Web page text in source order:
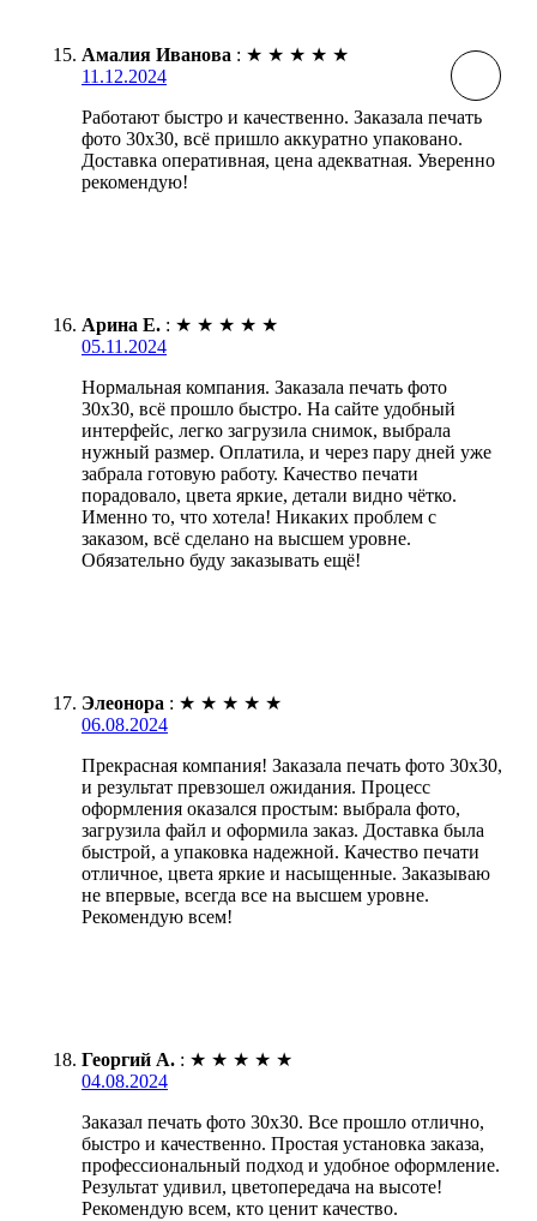
Амалия Иванова : ★ ★ ★ ★ ★
11.12.2024
Работают быстро и качественно. Заказала печать
фото 30х30, всё пришло аккуратно упаковано.
Доставка оперативная, цена адекватная. Уверенно
рекомендую!
Арина Е. : ★ ★ ★ ★ ★
05.11.2024
Нормальная компания. Заказала печать фото
30х30, всё прошло быстро. На сайте удобный
интерфейс, легко загрузила снимок, выбрала
нужный размер. Оплатила, и через пару дней уже
забрала готовую работу. Качество печати
порадовало, цвета яркие, детали видно чётко.
Именно то, что хотела! Никаких проблем с
заказом, всё сделано на высшем уровне.
Обязательно буду заказывать ещё!
Элеонора : ★ ★ ★ ★ ★
06.08.2024
Прекрасная компания! Заказала печать фото 30х30,
и результат превзошел ожидания. Процесс
оформления оказался простым: выбрала фото,
загрузила файл и оформила заказ. Доставка была
быстрой, а упаковка надежной. Качество печати
отличное, цвета яркие и насыщенные. Заказываю
не впервые, всегда все на высшем уровне.
Рекомендую всем!
Георгий А. : ★ ★ ★ ★ ★
04.08.2024
Заказал печать фото 30х30. Все прошло отлично,
быстро и качественно. Простая установка заказа,
профессиональный подход и удобное оформление.
Результат удивил, цветопередача на высоте!
Рекомендую всем, кто ценит качество.